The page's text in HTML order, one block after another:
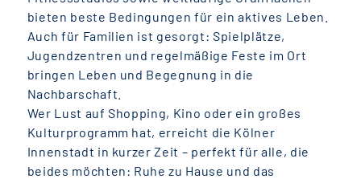
bieten beste Bedingungen für ein aktives Leben.
Auch für Familien ist gesorgt: Spielplätze,
Jugendzentren und regelmäßige Feste im Ort
bringen Leben und Begegnung in die
Nachbarschaft.
Wer Lust auf Shopping, Kino oder ein großes
Kulturprogramm hat, erreicht die Kölner
Innenstadt in kurzer Zeit – perfekt für alle, die
beides möchten: Ruhe zu Hause und das